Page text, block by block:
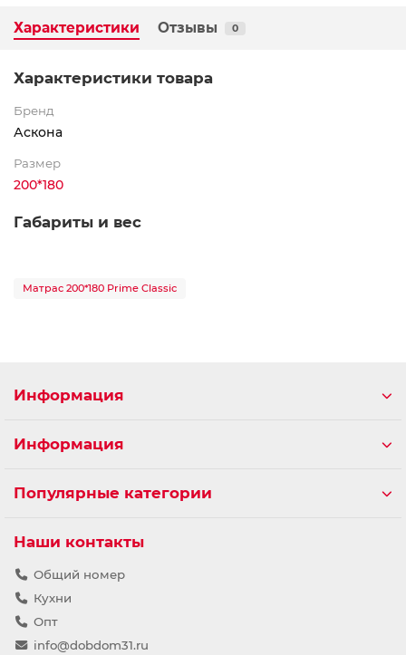
Характеристики Отзывы 0
Характеристики товара
Бренд
Аскона
Размер
200*180
Габариты и вес
Матрас 200*180 Prime Classic
Информация
Информация
Популярные категории
Наши контакты
Общий номер
Кухни
Опт
info@dobdom31.ru